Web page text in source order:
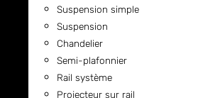
Suspension simple
Suspension
Chandelier
Semi-plafonnier
Rail système
Projecteur sur rail